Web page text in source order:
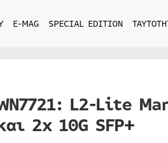
E-MAG SPECIAL EDITION
L2-Lite
2x 10G SFP+